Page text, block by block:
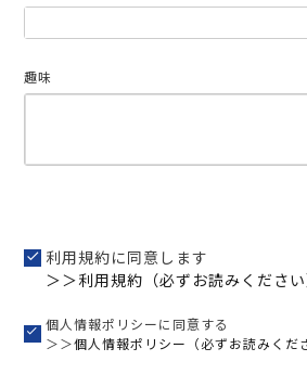
須)
趣味
利用規約に同意します
＞＞利用規約（必ずお読みください
個人情報ポリシーに同意する
＞＞個人情報ポリシー（必ずお読みくだ